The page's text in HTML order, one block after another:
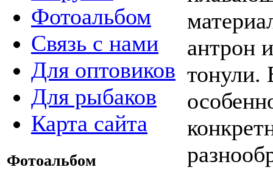
Фотоальбом
Связь с нами
Для оптовиков
Для рыбаков
Карта сайта
Фотоальбом
антрон
тонули.